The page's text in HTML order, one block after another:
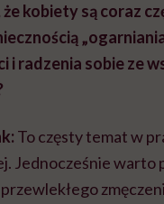
że kobiety są coraz
i radzenia sobie ze
To częsty temat w
Jednocześnie warto